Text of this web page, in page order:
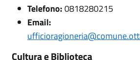
Telefono:0818280215
Email:
Cultura e Biblioteca